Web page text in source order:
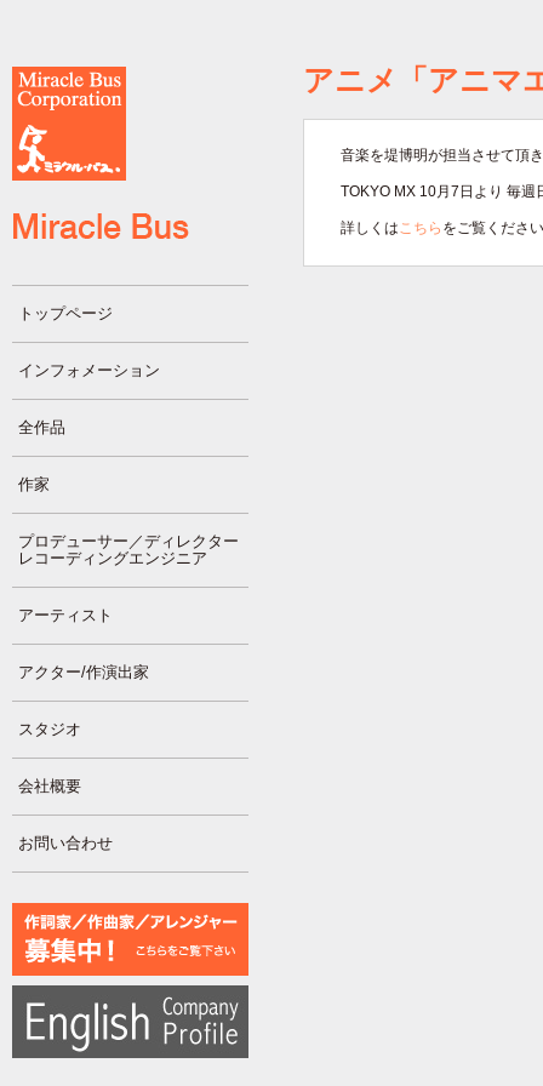
トップページ
インフォメーション
全作品
作家
プロデューサー／ディレクター
レコーディングエンジニア
アーティスト
アクター/作演出家
スタジオ
会社概要
お問い合わせ
アニメ「アニマ
音楽を堤博明が担当させて頂
TOKYO MX 10月7日より 毎
詳しくはこちら をご覧くださ